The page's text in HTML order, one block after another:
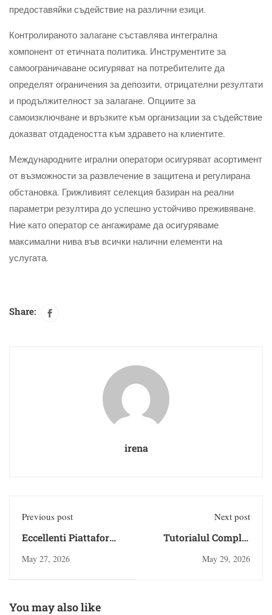
предоставяйки съдействие на различни езици.
Контролираното залагане съставлява интегрална
компонент от етичната политика. Инструментите за
самоограничаване осигуряват на потребителите да
определят ограничения за депозити, отрицателни резултати
и продължителност за залагане. Опциите за
самоизключване и връзките към организации за съдействие
доказват отдадеността към здравето на клиентите.
Международните игрални оператори осигуряват асортимент
от възможности за развлечение в защитена и регулирана
обстановка. Грижливият селекция базиран на реални
параметри резултира до успешно устойчиво преживяване.
Ние като оператор се ангажираме да осигуряваме
максимални нива във всички налични елементи на
услугата.
Share:
irena
Previous post
Eccellenti Piattaforme
Ammettono Utenti
Selezione
May 27, 2026
Next post
Tutorialul Complet
jocuri Online: Absolut
May 29, 2026
You may also like